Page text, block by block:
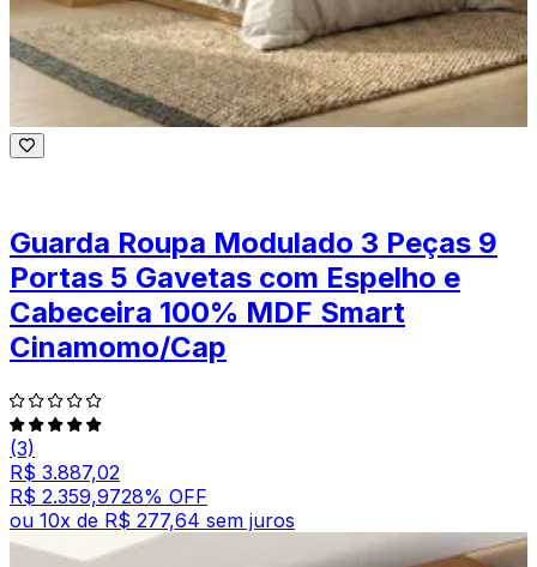
Guarda Roupa Modulado 3 Peças 9
Portas 5 Gavetas com Espelho e
Cabeceira 100% MDF Smart
Cinamomo/Cap
(3)
R$ 3.887,02
R$ 2.359,9728% OFF
ou 10x de R$ 277,64 sem juros